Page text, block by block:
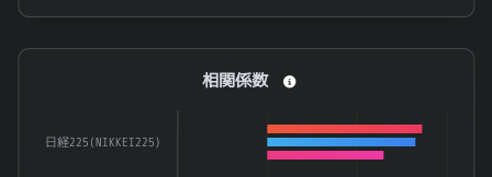
End of interactive chart.
Bar chart with 3 data series.
The chart has 1 X axis displaying categories.
日経225(NIKKEI225)
相関係数